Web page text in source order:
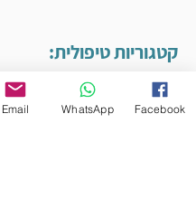
קטגוריות טיפולית:
Email WhatsApp Facebook